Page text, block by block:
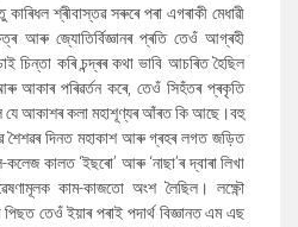
কাৰিধল শ্ৰীবাস্তৱ সৰুৰে পৰা এগৰাকী মেধাৱী
আৰু জ্যোতিৰ্বিজ্ঞানৰ প্ৰতি তেওঁ আগ্ৰহী
চিন্তা কৰি চন্দ্ৰৰ কথা ভাবি আচৰিতহৈছিল
আকাৰ পৰিৱৰ্তন কৰে, তেওঁ সিহঁতৰ প্ৰকৃতি
যে আকাশৰ কলা মহাশূণ্যৰ আঁৰত কি আছে।বহু
শৈশৱৰ দিনত মহাকাশ আৰু গ্ৰহৰ লগত জড়িত
কলেজ কালত‘ইছৰো’ আৰু‘নাছা’ৰ দ্বাৰা লিখা
কাম-কাজতো অংশ লৈছিল। লক্ষ্ণৌ
পিছত তেওঁ ইয়াৰ পৰাই পদাৰ্থ বিজ্ঞানত এম এছ